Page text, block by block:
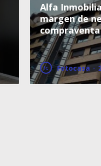
Alfa
margen de
compraventa
Fotocasa ·